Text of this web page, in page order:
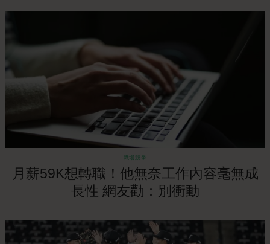
職場競爭
月薪59K想轉職！他無奈工作內容毫無成
長性 網友勸：別衝動